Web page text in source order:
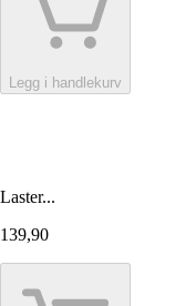
Legg i handlekurv
Laster...
139,90